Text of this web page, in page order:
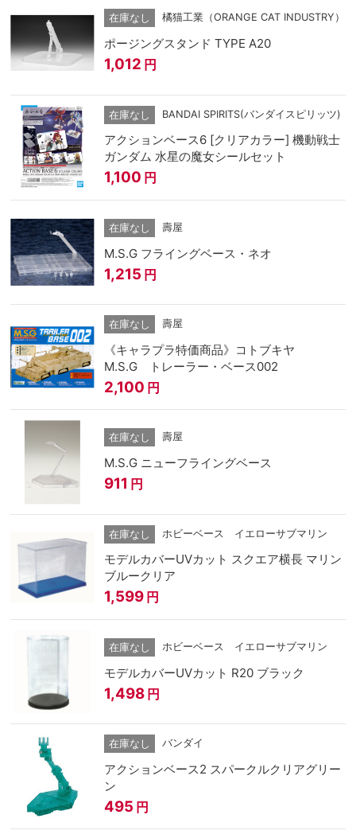
在庫なし 橘猫工業（ORANGE CAT INDUSTRY）
ポージングスタンド TYPE A20
1,012 円
在庫なし BANDAI SPIRITS(バンダイスピリッツ)
アクションベース6 [クリアカラー] 機動戦士
ガンダム 水星の魔女シールセット
1,100 円
在庫なし 壽屋
M.S.G フライングベース・ネオ
1,215 円
在庫なし 壽屋
《キャラプラ特価商品》コトブキヤ
M.S.G トレーラー・ベース002
2,100 円
在庫なし 壽屋
M.S.G ニューフライングベース
911 円
在庫なし ホビーベース イエローサブマリン
モデルカバーUVカット スクエア横長 マリン
ブルークリア
1,599 円
在庫なし ホビーベース イエローサブマリン
モデルカバーUVカット R20 ブラック
1,498 円
在庫なし バンダイ
アクションベース2 スパークルクリアグリー
ン
495 円